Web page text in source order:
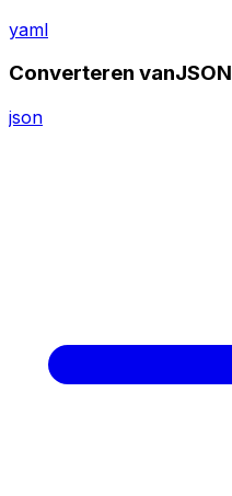
yaml
Converteren vanJSON
json